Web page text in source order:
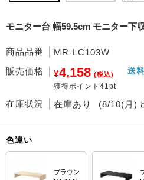
モニター台 幅59.5cm モニター下
商品品番
MR-LC103W
販売価格
¥4,158 (税込)
獲得ポイント41pt
送
在庫状況 在庫あり (8/10(月)
色違い
ブラウン